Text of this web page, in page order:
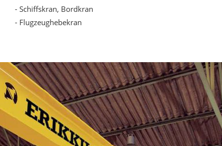
- Schiffskran, Bordkran
- Flugzeughebekran